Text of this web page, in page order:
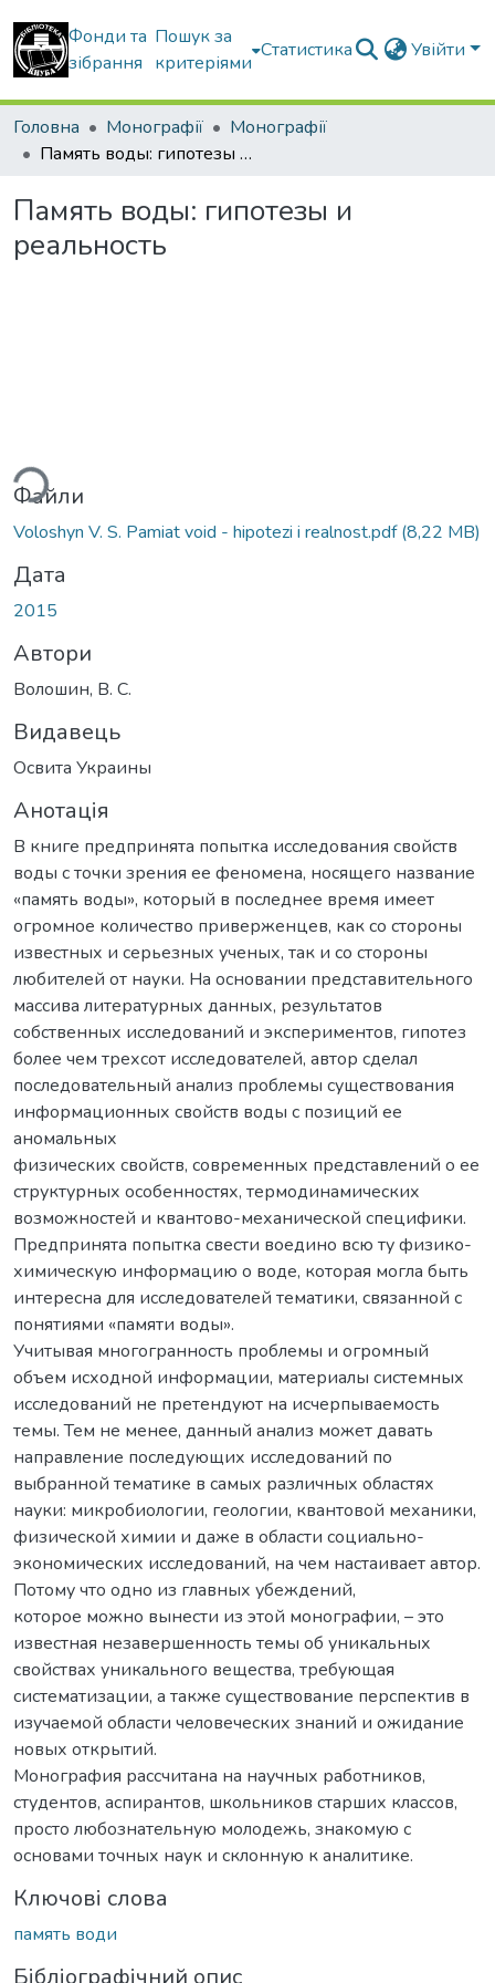
Фонди та
зібрання
Пошук за
критеріями
Статистика Увійти
Головна Монографії
Монографії
Память воды: гипотезы и реальность
Память воды: гипотезы и
реальность
Файли
Voloshyn V. S. Pamiat void - hipotezi i realnost.pdf(8,22 MB)
Дата
2015
Автори
Волошин, В. С.
Видавець
Освита Украины
Анотація
В книге предпринята попытка исследования свойств
воды с точки зрения ее феномена, носящего название
«память воды», который в последнее время имеет
огромное количество приверженцев, как со стороны
известных и серьезных ученых, так и со стороны
любителей от науки. На основании представительного
массива литературных данных, результатов
собственных исследований и экспериментов, гипотез
более чем трехсот исследователей, автор сделал
последовательный анализ проблемы существования
информационных свойств воды с позиций ее
аномальных
физических свойств, современных представлений о ее
структурных особенностях, термодинамических
возможностей и квантово-механической специфики.
Предпринята попытка свести воедино всю ту физико-
химическую информацию о воде, которая могла быть
интересна для исследователей тематики, связанной с
понятиями «памяти воды».
Учитывая многогранность проблемы и огромный
объем исходной информации, материалы системных
исследований не претендуют на исчерпываемость
темы. Тем не менее, данный анализ может давать
направление последующих исследований по
выбранной тематике в самых различных областях
науки: микробиологии, геологии, квантовой механики,
физической химии и даже в области социально-
экономических исследований, на чем настаивает автор.
Потому что одно из главных убеждений,
которое можно вынести из этой монографии, – это
известная незавершенность темы об уникальных
свойствах уникального вещества, требующая
систематизации, а также существование перспектив в
изучаемой области человеческих знаний и ожидание
новых открытий.
Монография рассчитана на научных работников,
студентов, аспирантов, школьников старших классов,
просто любознательную молодежь, знакомую с
основами точных наук и склонную к аналитике.
Ключові слова
память води
Бібліографічний опис